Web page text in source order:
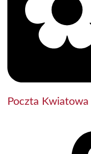
Poczta Kwiatowa